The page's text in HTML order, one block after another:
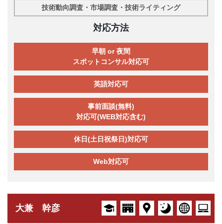
技術動向調査・市場調査・技術ライティング
対応方法
早朝 or 夜間
スポットコンサル対応可
英語対応可
事前面談(無料)
対応可(WEB対応含む)
休日(土日祝祭日)対応可
Web対応可
大兼 幹彦